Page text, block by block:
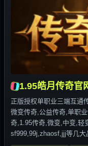
1.95皓月传奇官
正版授权单职业三端互通
微变传奇,公益传奇,单职
奇,1.95传奇,微变,中变,轻
sf999,99j,zhaosf,jjj等几